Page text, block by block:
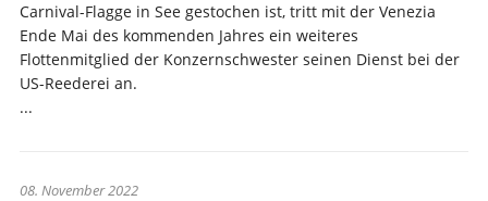
Carnival-Flagge in See gestochen ist, tritt mit der Venezia
Ende Mai des kommenden Jahres ein weiteres
Flottenmitglied der Konzernschwester seinen Dienst bei der
US-Reederei an.
...
08. November 2022